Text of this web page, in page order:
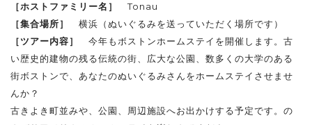
［ホストファミリー名］
Tonau
［集合場所］
横浜（ぬいぐるみを送っていただく場所です）
［ツアー内容］
今年もボストンホームステイを開催します。古
い歴史的建物の残る伝統の街、広大な公園、数多くの大学のある
街ボストンで、あなたのぬいぐるみさんをホームステイさせませ
んか？
古きよき町並みや、公園、周辺施設へお出かけする予定です。の